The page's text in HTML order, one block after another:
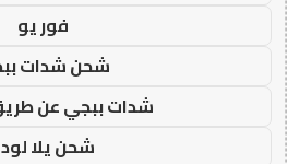
فور يو
شحن شدات
شدات ببجي عن
شحن يلا